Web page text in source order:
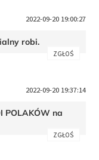
2022-09-20 19:00:27
robi.
ZGŁOŚ
2022-09-20 19:37:14
POLAKÓW na
ZGŁOŚ